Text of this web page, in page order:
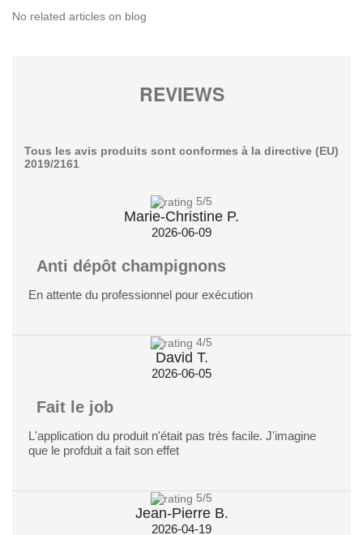
No related articles on blog
REVIEWS
Tous les avis produits sont conformes à la directive (EU)
2019/2161
5/5
Marie-Christine P.
2026-06-09
Anti dépôt champignons
En attente du professionnel pour exécution
4/5
David T.
2026-06-05
Fait le job
L'application du produit n'était pas très facile. J'imagine
que le profduit a fait son effet
5/5
Jean-Pierre B.
2026-04-19